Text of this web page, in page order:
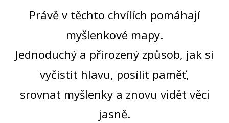
Právě v těchto chvílích pomáhají
myšlenkové mapy.
Jednoduchý a přirozený způsob, jak si
vyčistit hlavu, posílit paměť,
srovnat myšlenky a znovu vidět věci
jasně.